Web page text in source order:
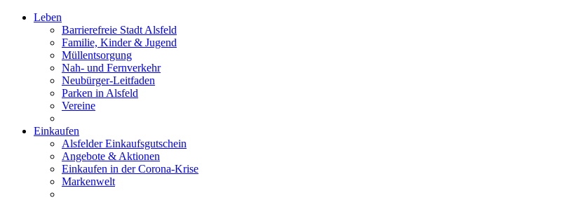
Leben
Barrierefreie Stadt Alsfeld
Familie, Kinder & Jugend
Müllentsorgung
Nah- und Fernverkehr
Neubürger-Leitfaden
Parken in Alsfeld
Vereine
Einkaufen
Alsfelder Einkaufsgutschein
Angebote & Aktionen
Einkaufen in der Corona-Krise
Markenwelt